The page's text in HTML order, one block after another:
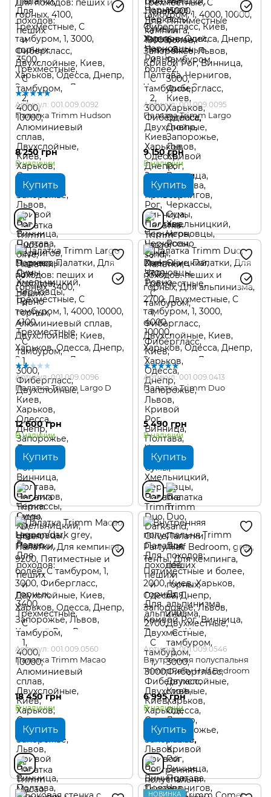
Артикул: 001.009.0092
Палатка Trimm Hudson
8 250 грн
В наличии
Купить
Артикул: 001.009.0095
Палатка Trimm Largo
9 150 грн
В наличии
Купить
Артикул: 001.009.0096
Палатка Trimm Largo D
12 600 грн
В наличии
Купить
Артикул: 001.009.0413
Палатка Trimm Duo
5 490 грн
В наличии
Купить
Артикул: 001.009.0560
Палатка Trimm Macao
18 450 грн
В наличии
Купить
Артикул: 001.009.0546
Внутренняя полуспальня
Trimm Party Half Bedroom
6 995 грн
В наличии
Купить
НОВИНКА